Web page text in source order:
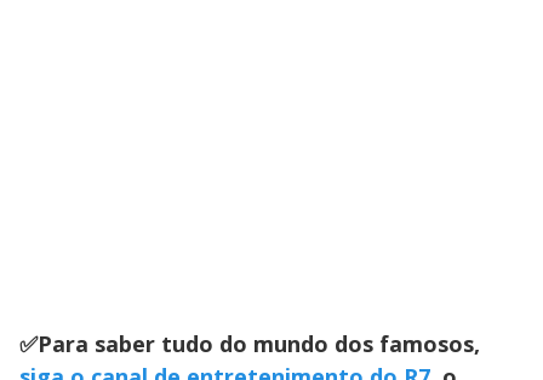
✅Para saber tudo do mundo dos famosos,